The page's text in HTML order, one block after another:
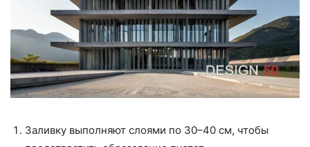
Заливку выполняют слоями по 30–40 см, чтобы